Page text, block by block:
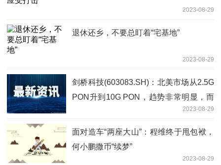
2023-08-29
退休还乡，不要总盯着“宅基地”
2023-08-29
剑桥科技(603083.SH)：北美市场从2.5G
PON升到10G PON，趋势非常明显，而
2023-08-29
面对造车“两座大山”：程维终于甩包袱，
何小鹏撒币“续梦”
2023-08-29